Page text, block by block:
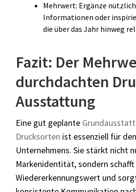
Mehrwert: Ergänze
Informationen oder
die über das Jahr hinweg
Fazit: Der
durchdachten
Ausstattung
Eine gut geplante
Drucksorten ist essenziell für
Unternehmens. Sie stärkt nicht
Markenidentität, sondern schafft
Wiedererkennungswert und